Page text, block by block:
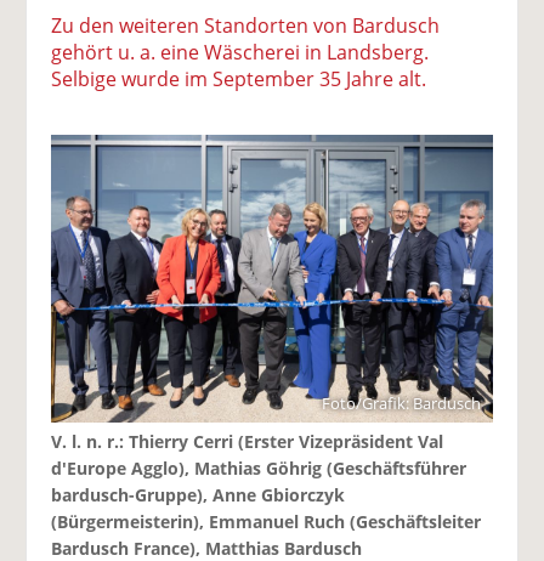
Zu den weiteren Standorten von Bardusch
gehört u. a. eine Wäscherei in Landsberg.
Selbige wurde im September 35 Jahre alt.
Foto/Grafik: Bardusch
V. l. n. r.: Thierry Cerri (Erster Vizepräsident Val
d'Europe Agglo), Mathias Göhrig (Geschäftsführer
bardusch-Gruppe), Anne Gbiorczyk
(Bürgermeisterin), Emmanuel Ruch (Geschäftsleiter
Bardusch France), Matthias Bardusch